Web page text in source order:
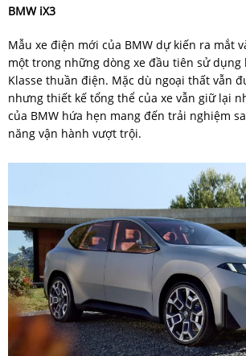
BMW iX3
Mẫu xe điện mới của BMW dự kiến ra mắt
một trong những dòng xe đầu tiên sử dụng
Klasse thuần điện. Mặc dù ngoại thất vẫn
nhưng thiết kế tổng thể của xe vẫn giữ lại
của BMW hứa hẹn mang đến trải nghiệm
năng vận hành vượt trội.